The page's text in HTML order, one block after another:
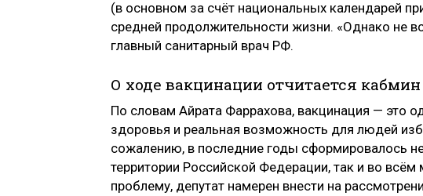
(в основном за счёт национальных календарей
средней продолжительности жизни. «Однако не
главный санитарный врач РФ.
О ходе вакцинации отчитается кабмин
По словам Айрата Фаррахова, вакцинация — это
здоровья и реальная возможность для людей
сожалению, в последние годы сформировалось
территории Российской Федерации, так и во
проблему, депутат намерен внести на